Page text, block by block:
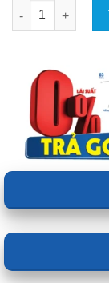
Lắp Màn Hình